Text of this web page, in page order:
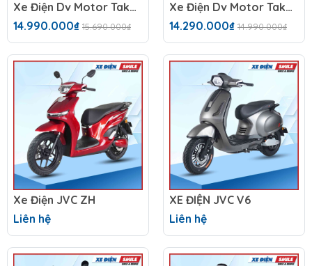
Xe Điện Dv Motor Takashi Money Pro (60V-23Ah) 5 Bình
14.990.000₫ 15.690.000₫
Xe Điện Dv Motor Takashi Money Pro (48V-23Ah) 4 Bình
14.290.000₫ 14.990.000₫
Xe Điện JVC ZH
Liên hệ
XE ĐIỆN JVC V6
Liên hệ